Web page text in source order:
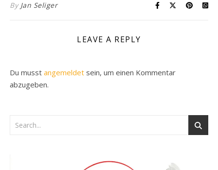
By Jan Seliger
LEAVE A REPLY
Du musst angemeldet sein, um einen Kommentar
abzugeben.